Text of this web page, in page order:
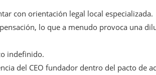
con orientación legal local especializada.
lo que a menudo provoca una
indefinido.
del CEO fundador dentro del pacto de